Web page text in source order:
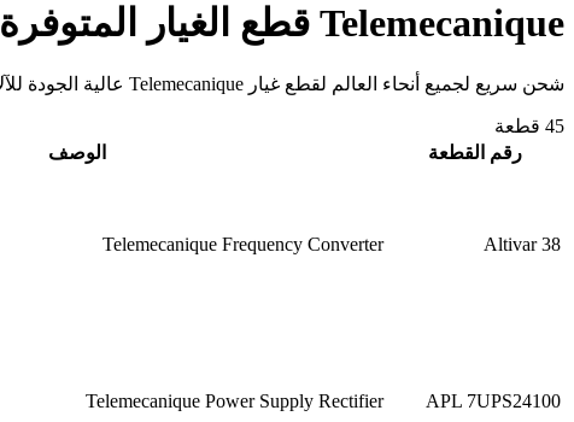
Telemecanique قطع الغيار المتوفرة
شحن سريع لجميع أنحاء العالم لقطع غيار Telemecanique عالية الجودة للآلات الصناعية.
45 قطعة
رقم القطعة
الوصف
Altivar 38
Telemecanique Frequency Converter
APL 7UPS24100
Telemecanique Power Supply Rectifier